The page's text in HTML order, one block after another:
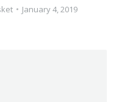
January 4, 2019